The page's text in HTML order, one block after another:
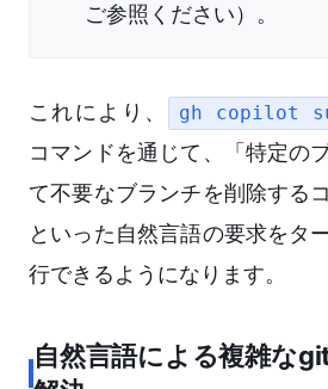
ご参照ください）。
これにより、 gh copilot
コマンドを通じて、「特定の
て不要なブランチを削除する
といった自然言語の要求をタ
行できるようになります。
自然言語による複雑な